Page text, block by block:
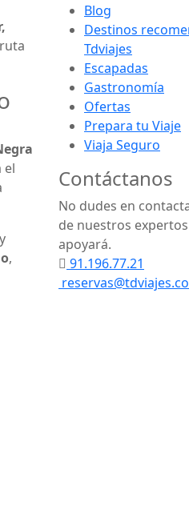
el
,
Blog
Destinos
Tdviajes
Escapadas
Gastronomía
Ofertas
Prepara tu Viaje
Viaja Seguro
Contáctanos
No dudes en
de nuestros
apoyará.
91.196.77.21